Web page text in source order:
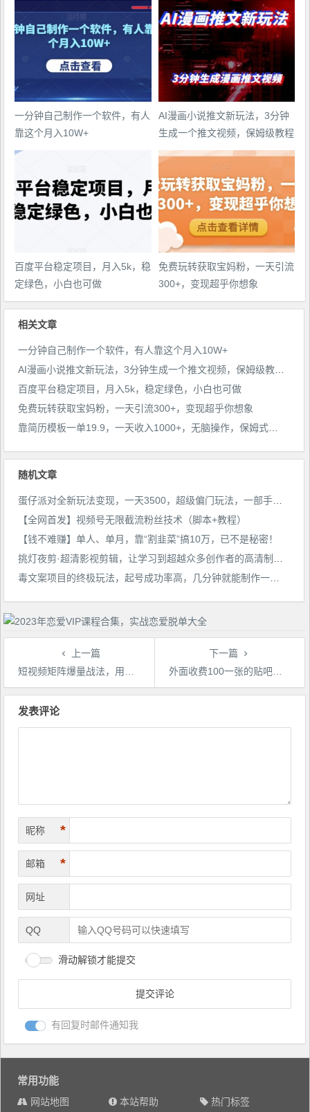
一分钟自己制作一个软件，有人
靠这个月入10W+
AI漫画小说推文新玩法，3分钟
生成一个推文视频，保姆级教程
【配项目操作和软件教程】
百度平台稳定项目，月入5k，稳
定绿色，小白也可做
免费玩转获取宝妈粉，一天引流
300+，变现超乎你想象
相关文章
一分钟自己制作一个软件，有人靠这个月入10W+
百度平台稳定项目，月入5k，稳定绿色，小白也可做
免费玩转获取宝妈粉，一天引流300+，变现超乎你想象
随机文章
【全网首发】视频号无限截流粉丝技术（脚本+教程）
【钱不难赚】单人、单月，靠“割韭菜”搞10万，已不是秘密！
上一篇
短视频矩阵爆量战法，用矩阵布局短视频渠道，快速收获千万流量
下一篇
外面收费100一张的贴吧发贴防删图制作详细教程【软件+教程】
文
发表评论
昵称 *
邮箱 *
网址
QQ
滑动解锁才能提交
有回复时邮件通知我
常用功能
网站地图 本站帮助 热门标签